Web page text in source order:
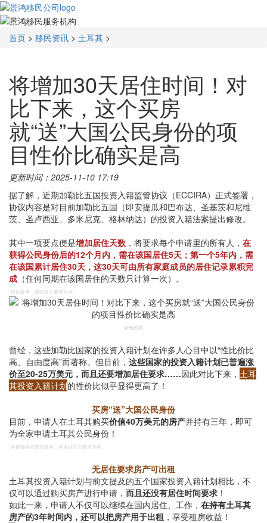
首页 > 移民资讯 > 土耳其 >
将增加30天居住时间！对
比下来，这个买房
就“送”大国公民身份的项
目性价比确实是高
更新时间：2025-11-10 17:19
据了解，近期加勒比五国投资入籍监管协议（ECCIRA）正式签署，
协议内容是对目前加勒比五国（即安提瓜和巴布达、圣基茨和尼维
茨、圣卢西亚、多米尼克、格林纳达）的投资入籍法案提出修改。
其中一项要点便是增加居住天数 ，将要求每个申请里的所有人， 在
获得公民身份后的12个月内，需在该国居住5天；第一个5年内，需
在该国累计居住30天，这30天可由所有家庭成员的居住记录累积完
成 （任何同期在该国居住的天数只计算一次）。
*仅供参考，请以官方要求为准。
@包图网
曾经，这些加勒比国家的投资入籍计划在许多人心目中以“性比价比
高、自由度高”而著称。但目前， 这些国家的投资入籍计划已普遍涨
价至20-25万美元，而且还要增加居住要求……因此对比下来， 土耳
其投资入籍计划的性价比似乎显得更高了！
买房“送”大国公民身份
目前，申请人在土耳其购买价值40万美元的房产并持有三年，即可
为全家申请土耳其公民身份！
*详情请咨询景鸿顾问。具体以官方要求为准。
无居住要求房产可出租
土耳其投资入籍计划与前文提及的五个国家投资入籍计划相比，不
仅可以通过购买房产进行申请， 而且还没有居住时间要求 ！
如此一来，申请人不仅可以继续在国内居住、工作， 在持有土耳其
房产的3年时间内，还可以把房产用于出租 ，享受租房收益！